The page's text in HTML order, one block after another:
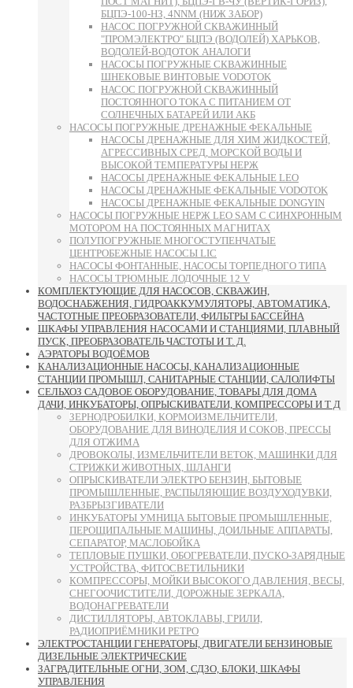
БЦПЭ-100-НЗ, 4NNM (НИЖ ЗАБОР)
НАСОС ПОГРУЖНОЙ СКВАЖИННЫЙ
"ПРОМЭЛЕКТРО" БЦПЭ (ВОДОЛЕЙ) ХАРЬКОВ,
ВОДОЛЕЙ-ВОДОТОК АНАЛОГИ
НАСОСЫ ПОГРУЖНЫЕ СКВАЖИННЫЕ
ШНЕКОВЫЕ ВИНТОВЫЕ VODOTOK
НАСОС ПОГРУЖНОЙ СКВАЖИННЫЙ
ПОСТОЯННОГО ТОКА С ПИТАНИЕМ ОТ
СОЛНЕЧНЫХ БАТАРЕЙ ИЛИ АКБ
НАСОСЫ ПОГРУЖНЫЕ ДРЕНАЖНЫЕ ФЕКАЛЬНЫЕ
НАСОСЫ ДРЕНАЖНЫЕ ДЛЯ ХИМ ЖИДКОСТЕЙ,
АГРЕССИВНЫХ СРЕД, МОРСКОЙ ВОДЫ И
ВЫСОКОЙ ТЕМПЕРАТУРЫ НЕРЖ
НАСОСЫ ДРЕНАЖНЫЕ ФЕКАЛЬНЫЕ LEO
НАСОСЫ ДРЕНАЖНЫЕ ФЕКАЛЬНЫЕ VODOTOK
НАСОСЫ ДРЕНАЖНЫЕ ФЕКАЛЬНЫЕ DONGYIN
НАСОСЫ ПОГРУЖНЫЕ НЕРЖ LEO SAM С СИНХРОННЫМ
МОТОРОМ НА ПОСТОЯННЫХ МАГНИТАХ
ПОЛУПОГРУЖНЫЕ МНОГОСТУПЕНЧАТЫЕ
ЦЕНТРОБЕЖНЫЕ НАСОСЫ LIC
НАСОСЫ ФОНТАННЫЕ, НАСОСЫ ТОРПЕДНОГО ТИПА
НАСОСЫ ТРЮМНЫЕ ЛОДОЧНЫЕ 12 V
КОМПЛЕКТУЮЩИЕ ДЛЯ НАСОСОВ, СКВАЖИН,
ВОДОСНАБЖЕНИЯ, ГИДРОАККУМУЛЯТОРЫ, АВТОМАТИКА,
ЧАСТОТНЫЕ ПРЕОБРАЗОВАТЕЛИ, ФИЛЬТРЫ БАССЕЙНА
ШКАФЫ УПРАВЛЕНИЯ НАСОСАМИ И СТАНЦИЯМИ, ПЛАВНЫЙ
ПУСК, ПРЕОБРАЗОВАТЕЛЬ ЧАСТОТЫ И Т. Д.
АЭРАТОРЫ ВОДОЁМОВ
КАНАЛИЗАЦИОННЫЕ НАСОСЫ, КАНАЛИЗАЦИОННЫЕ
СТАНЦИИ ПРОМЫШЛ, САНИТАРНЫЕ СТАНЦИИ, САЛОЛИФТЫ
СЕЛЬХОЗ САДОВОЕ ОБОРУДОВАНИЕ, ТОВАРЫ ДЛЯ ДОМА
ДАЧИ, ИНКУБАТОРЫ, ОПРЫСКИВАТЕЛИ, КОМПРЕССОРЫ И Т Д
ЗЕРНОДРОБИЛКИ, КОРМОИЗМЕЛЬЧИТЕЛИ,
ОБОРУДОВАНИЕ ДЛЯ ВИНОДЕЛИЯ И СОКОВ, ПРЕССЫ
ДЛЯ ОТЖИМА
ДРОВОКОЛЫ, ИЗМЕЛЬЧИТЕЛИ ВЕТОК, МАШИНКИ ДЛЯ
СТРИЖКИ ЖИВОТНЫХ, ШЛАНГИ
ОПРЫСКИВАТЕЛИ ЭЛЕКТРО БЕНЗИН, БЫТОВЫЕ
ПРОМЫШЛЕННЫЕ, РАСПЫЛЯЮЩИЕ ВОЗДУХОДУВКИ,
РАЗБРЫЗГИВАТЕЛИ
ИНКУБАТОРЫ УМНИЦА БЫТОВЫЕ ПРОМЫШЛЕННЫЕ,
ПЕРОЩИПАЛЬНЫЕ МАШИНЫ, ДОИЛЬНЫЕ АППАРАТЫ,
СЕПАРАТОР, МАСЛОБОЙКА
ТЕПЛОВЫЕ ПУШКИ, ОБОГРЕВАТЕЛИ, ПУСКО-ЗАРЯДНЫЕ
УСТРОЙСТВА, ФИТОСВЕТИЛЬНИКИ
КОМПРЕССОРЫ, МОЙКИ ВЫСОКОГО ДАВЛЕНИЯ, ВЕСЫ,
СНЕГООЧИСТИТЕЛИ, ДОРОЖНЫЕ ЗЕРКАЛА,
ВОДОНАГРЕВАТЕЛИ
ДИСТИЛЛЯТОРЫ, АВТОКЛАВЫ, ГРИЛИ,
РАДИОПРИЁМНИКИ РЕТРО
ЭЛЕКТРОСТАНЦИИ ГЕНЕРАТОРЫ, ДВИГАТЕЛИ БЕНЗИНОВЫЕ
ДИЗЕЛЬНЫЕ ЭЛЕКТРИЧЕСКИЕ
ЗАГРАДИТЕЛЬНЫЕ ОГНИ, ЗОМ, СДЗО, БЛОКИ, ШКАФЫ
УПРАВЛЕНИЯ